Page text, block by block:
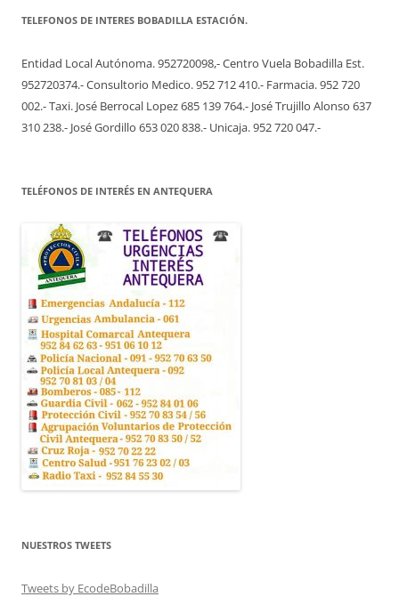
TELEFONOS DE INTERES BOBADILLA ESTACIÓN.
Entidad Local Autónoma. 952720098,- Centro Vuela Bobadilla Est.
952720374.- Consultorio Medico. 952 712 410.- Farmacia. 952 720
002.- Taxi. José Berrocal Lopez 685 139 764.- José Trujillo Alonso 637
310 238.- José Gordillo 653 020 838.- Unicaja. 952 720 047.-
TELÉFONOS DE INTERÉS EN ANTEQUERA
NUESTROS TWEETS
Tweets by EcodeBobadilla